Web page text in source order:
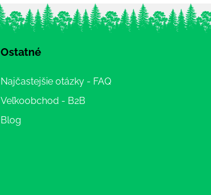
Ostatné
Najčastejšie otázky - FAQ
Veľkoobchod - B2B
Blog